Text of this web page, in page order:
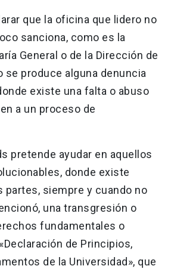
que la oficina que lidero no
sanciona, como es la
General o de la Dirección de
se produce alguna denuncia
existe una falta o abuso
a un proceso de
pretende ayudar en aquellos
donde existe
partes, siempre y cuando no
una transgresión o
fundamentales o
de Principios,
de la Universidad», que